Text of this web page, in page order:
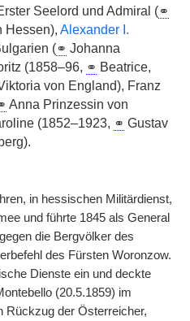
Seelord und Admiral (⚭
Hessen), Alexander I.
(⚭ Johanna
(1858–96, ⚭ Beatrice,
von England), Franz
Anna Prinzessin von
(1852–1923, ⚭ Gustav
in hessischen Militärdienst,
und führte 1845 als General
die Bergvölker des
des Fürsten Woronzow.
Dienste ein und deckte
(20.5.1859) im
Rückzug der Österreicher,